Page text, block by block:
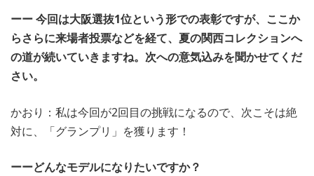
ーー 今回は大阪選抜1位という形での表彰ですが、ここか
らさらに来場者投票などを経て、夏の関西コレクションへ
の道が続いていきますね。次への意気込みを聞かせてくだ
さい。
かおり：私は今回が2回目の挑戦になるので、次こそは絶
対に、「グランプリ」を獲ります！
ーーどんなモデルになりたいですか？